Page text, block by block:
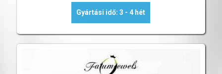
Gyártási idő: 3 - 4 hét